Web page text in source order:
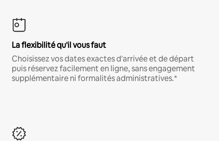
La flexibilité qu'il vous faut
Choisissez vos dates exactes d'arrivée et de départ
puis réservez facilement en ligne, sans engagement
supplémentaire ni formalités administratives.*